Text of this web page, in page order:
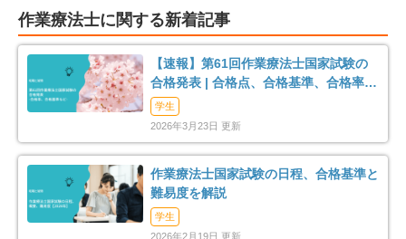
車通勤可 12 転居のサポート充実
リハスタッフ複数在籍 経営が安定している 12
管理職募集 0
作業療法士に関する新着記事
【速報】第61回作業療法士国家試験の
合格発表 | 合格点、合格基準、合格率
（2026年）
学生
2026年3月23日 更新
作業療法士国家試験の日程、合格基準と
難易度を解説
学生
2026年2月19日 更新